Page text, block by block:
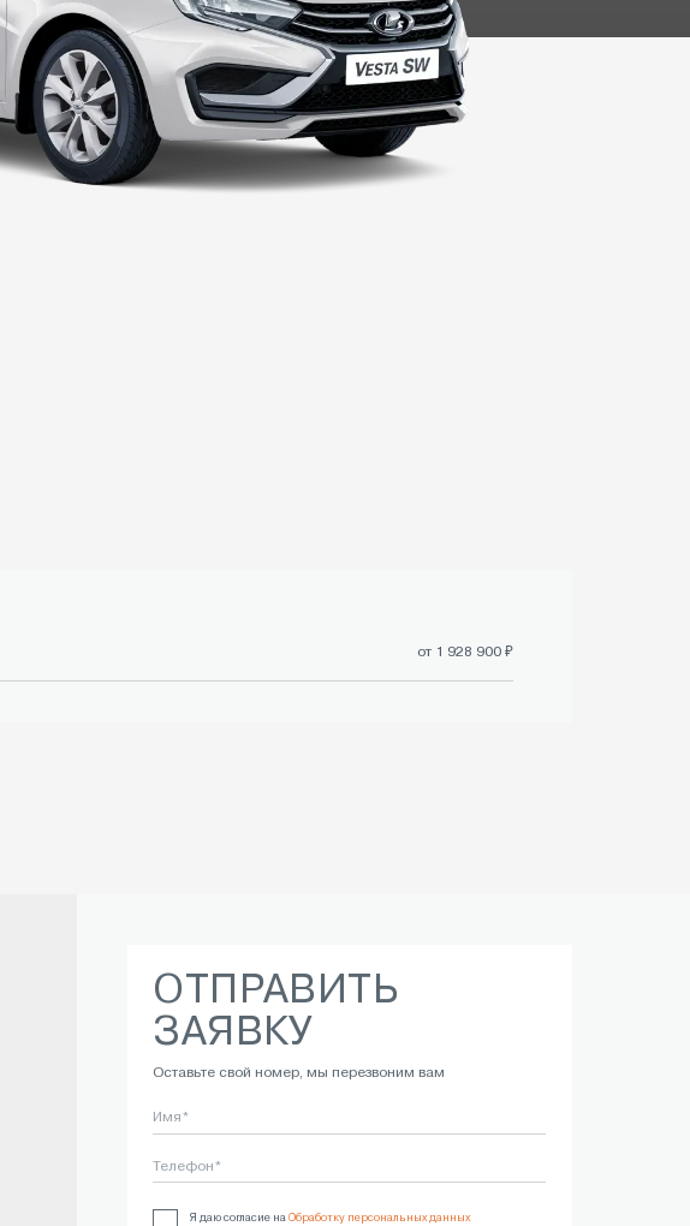
от 1 928 900 ₽
ОТПРАВИТЬ
ЗАЯВКУ
Оставьте свой номер, мы перезвоним вам
Имя*
Телефон*
Я даю согласие на Обработку персональных данных